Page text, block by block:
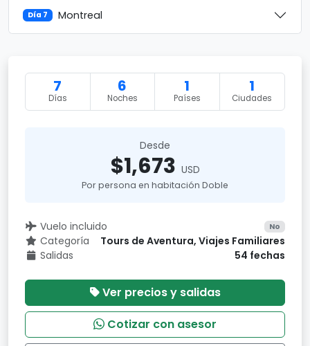
Día 7 Montreal
7
Días
6
Noches
1
Países
1
Ciudades
Desde
$1,673 USD
Por persona en habitación Doble
Vuelo incluido No
Categoría
Tours de Aventura, Viajes Familiares
Salidas
54 fechas
Ver precios y salidas
Cotizar con asesor